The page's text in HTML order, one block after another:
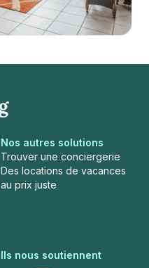
Nos autres solutions
Trouver une conciergerie
Des locations de vacances
au prix juste
Ils nous soutiennent